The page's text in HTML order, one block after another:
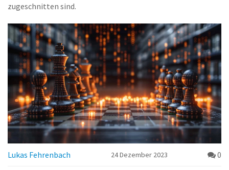
zugeschnitten sind.
Lukas Fehrenbach 24 Dezember 2023 0